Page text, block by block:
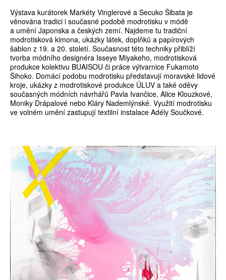
Výstava kurátorek Markéty Vinglerové a Secuko Šibata je
věnována tradici i současné podobě modrotisku v módě
a umění Japonska a českých zemí. Najdeme tu tradiční
modrotisková kimona, ukázky látek, doplňků a papírových
šablon z 19. a 20. století. Současnost této techniky přiblíží
tvorba módního designéra Isseye Miyakeho, modrotisková
produkce kolektivu BUAISOU či práce výtvarnice Fukamoto
Šihoko. Domácí podobu modrotisku představují moravské lidové
kroje, ukázky z modrotiskové produkce ÚLUV a také oděvy
současných módních návrhářů Pavla Ivančice, Alice Klouzkové,
Moniky Drápalové nebo Kláry Nademlýnské. Využití modrotisku
ve volném umění zastupují textilní instalace Adély Součkové.